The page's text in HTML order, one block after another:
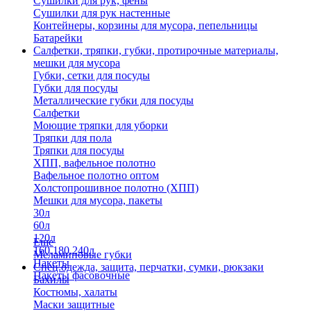
Сушилки для рук настенные
Контейнеры, корзины для мусора, пепельницы
Батарейки
Салфетки, тряпки, губки, протирочные материалы,
мешки для мусора
Губки, сетки для посуды
Губки для посуды
Металлические губки для посуды
Салфетки
Моющие тряпки для уборки
Тряпки для пола
Тряпки для посуды
ХПП, вафельное полотно
Вафельное полотно оптом
Холстопрошивное полотно (ХПП)
Мешки для мусора, пакеты
30л
60л
120л
160,180,240л
Пакеты
Пакеты фасовочные
Еще
Меламиновые губки
Спец.одежда, защита, перчатки, сумки, рюкзаки
Бахилы
Костюмы, халаты
Маски защитные